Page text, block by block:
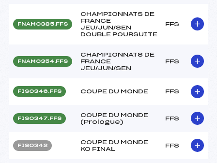
FNAM0385.FFS
CHAMPIONNATS DE
FRANCE
JEU/JUN/SEN
DOUBLE POURSUITE
FFS
FNAM0354.FFS
CHAMPIONNATS DE
FRANCE
JEU/JUN/SEN
FFS
FIS0346.FFS COUPE DU MONDE FFS
FIS0347.FFS
COUPE DU MONDE
(Prologue)
FFS
FIS0342
COUPE DU MONDE
KO FINAL
FFS